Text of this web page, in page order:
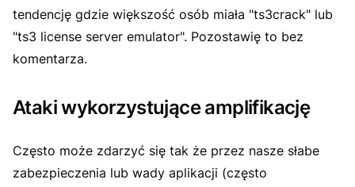
tendencję gdzie większość osób miała "ts3crack" lub
"ts3 license server emulator". Pozostawię to bez
komentarza.
Ataki wykorzystujące amplifikację
Często może zdarzyć się tak że przez nasze słabe
zabezpieczenia lub wady aplikacji (często